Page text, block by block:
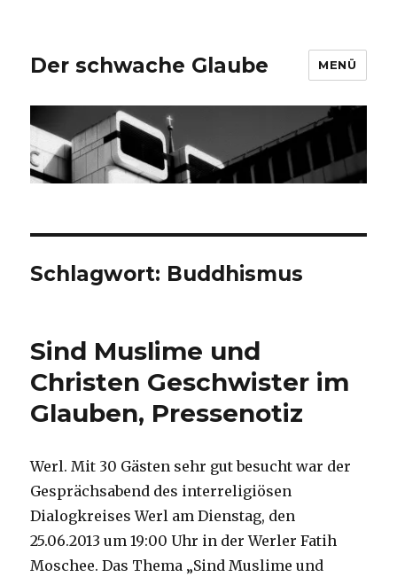
Der schwache Glaube MENÜ
Schlagwort: Buddhismus
Sind Muslime und
Christen Geschwister im
Glauben, Pressenotiz
Werl. Mit 30 Gästen sehr gut besucht war der
Gesprächsabend des interreligiösen
Dialogkreises Werl am Dienstag, den
25.06.2013 um 19:00 Uhr in der Werler Fatih
Moschee. Das Thema „Sind Muslime und